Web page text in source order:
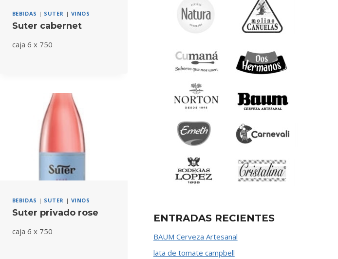
BEBIDAS | SUTER | VINOS
Suter cabernet
caja 6 x 750
BEBIDAS | SUTER | VINOS
Suter privado rose
caja 6 x 750
ENTRADAS RECIENTES
BAUM Cerveza Artesanal
lata de tomate campbell